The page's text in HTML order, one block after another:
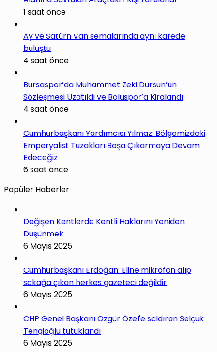
1 saat önce
Ay ve Satürn Van semalarında aynı karede
buluştu
4 saat önce
Bursaspor’da Muhammet Zeki Dursun’un
Sözleşmesi Uzatıldı ve Boluspor’a Kiralandı
4 saat önce
Cumhurbaşkanı Yardımcısı Yılmaz: Bölgemizdeki
Emperyalist Tuzakları Boşa Çıkarmaya Devam
Edeceğiz
6 saat önce
Popüler Haberler
Değişen Kentlerde Kentli Haklarını Yeniden
Düşünmek
6 Mayıs 2025
Cumhurbaşkanı Erdoğan: Eline mikrofon alıp
sokağa çıkan herkes gazeteci değildir
6 Mayıs 2025
CHP Genel Başkanı Özgür Özel'e saldıran Selçuk
Tengioğlu tutuklandı
6 Mayıs 2025